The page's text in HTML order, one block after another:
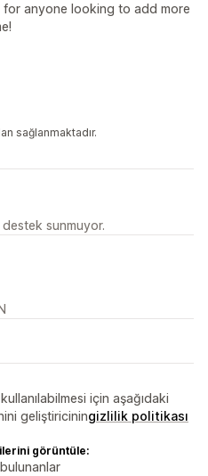
anyone looking to add more
sağlanmaktadır.
sunmuyor.
için aşağıdaki
geliştiriciningizlilik politikası
görüntüle: